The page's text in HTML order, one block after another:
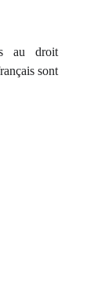
au droit
sont